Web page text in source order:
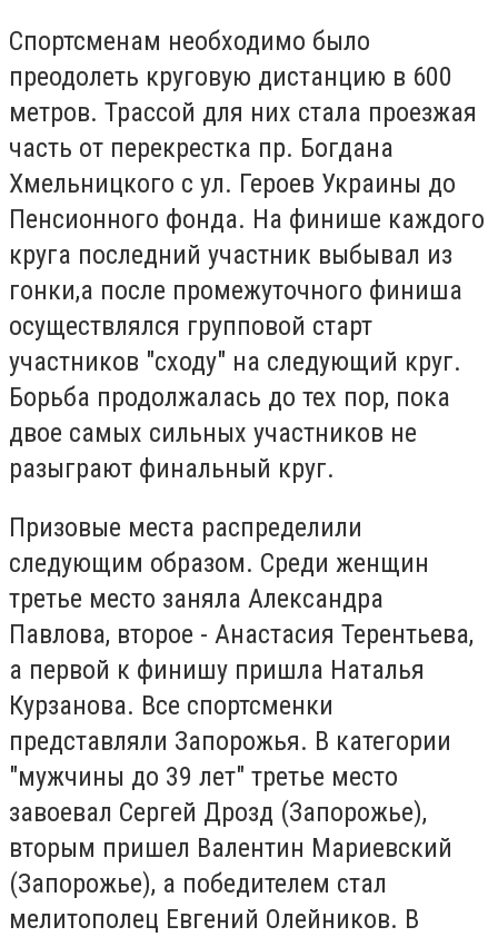
Спортсменам необходимо было
преодолеть круговую дистанцию в 600
метров. Трассой для них стала проезжая
часть от перекрестка пр. Богдана
Хмельницкого с ул. Героев Украины до
Пенсионного фонда. На финише каждого
круга последний участник выбывал из
гонки,а после промежуточного финиша
осуществлялся групповой старт
участников "сходу" на следующий круг.
Борьба продолжалась до тех пор, пока
двое самых сильных участников не
разыграют финальный круг.
Призовые места распределили
следующим образом. Среди женщин
третье место заняла Александра
Павлова, второе - Анастасия Терентьева,
а первой к финишу пришла Наталья
Курзанова. Все спортсменки
представляли Запорожья. В категории
"мужчины до 39 лет" третье место
завоевал Сергей Дрозд (Запорожье),
вторым пришел Валентин Мариевский
(Запорожье), а победителем стал
мелитополец Евгений Олейников. В